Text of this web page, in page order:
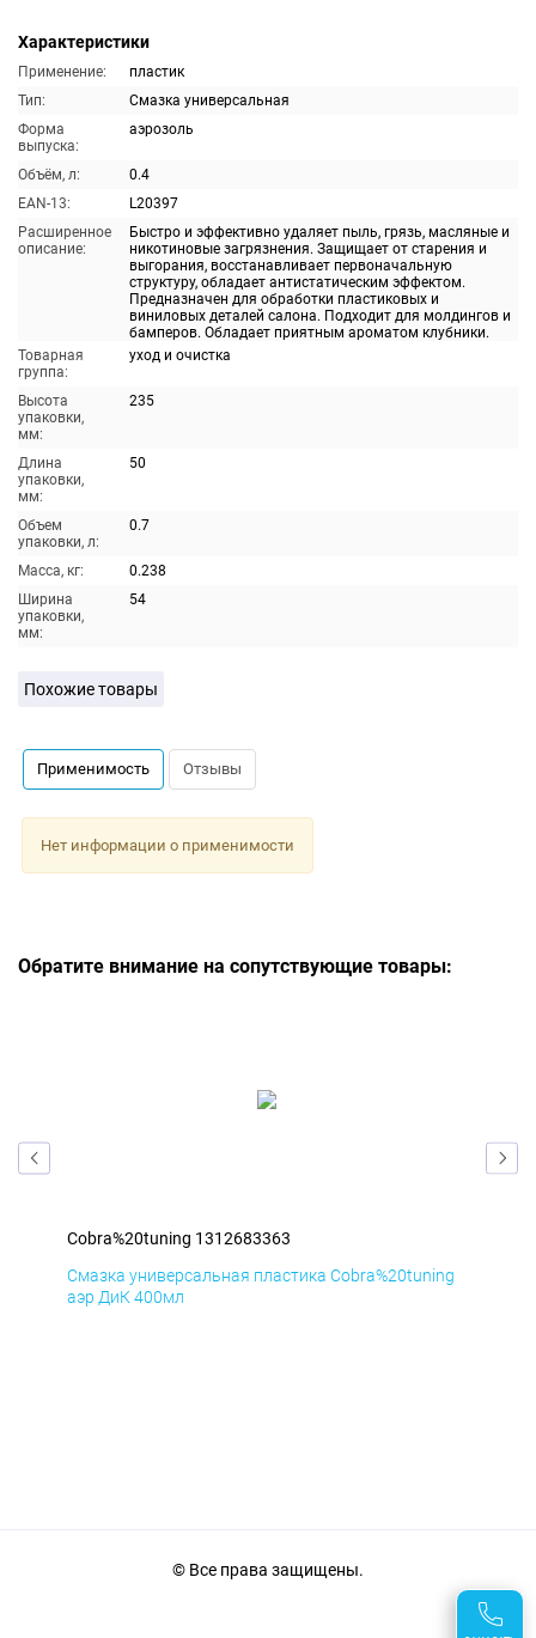
Характеристики
Применение:
пластик
Тип:
Смазка универсальная
Форма
выпуска:
аэрозоль
Объём, л:
0.4
EAN-13:
L20397
Расширенное
описание:
Быстро и эффективно удаляет пыль, грязь, масляные и
никотиновые загрязнения. Защищает от старения и
выгорания, восстанавливает первоначальную
структуру, обладает антистатическим эффектом.
Предназначен для обработки пластиковых и
виниловых деталей салона. Подходит для молдингов и
бамперов. Обладает приятным ароматом клубники.
Товарная
группа:
уход и очистка
Высота
упаковки,
мм:
235
Длина
упаковки,
мм:
50
Объем
упаковки, л:
0.7
Масса, кг:
0.238
Ширина
упаковки,
мм:
54
Похожие товары
Применимость Отзывы
Нет информации о применимости
Обратите внимание на сопутствующие товары:
Cobra%20tuning 1312683363
Смазка универсальная пластика Cobra%20tuning
аэр ДиК 400мл
© Все права защищены.